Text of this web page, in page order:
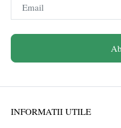
Email
INFORMATII UTILE